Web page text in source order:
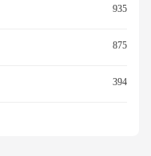
935
875
394